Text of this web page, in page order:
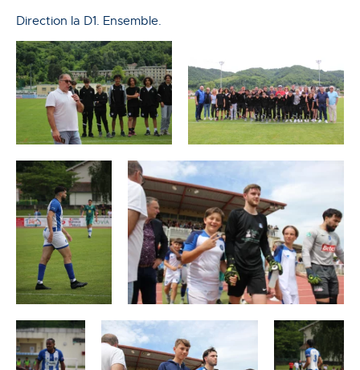
Direction la D1. Ensemble.